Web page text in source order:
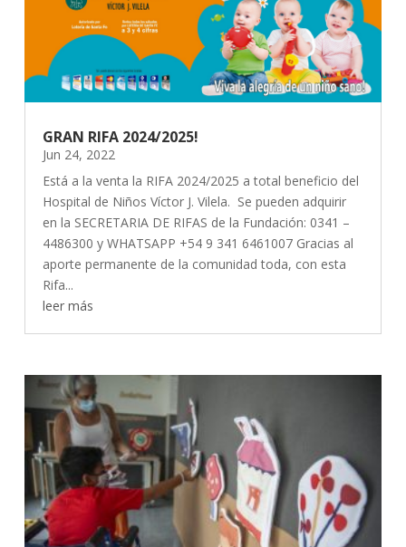
GRAN RIFA 2024/2025!
Jun 24, 2022
Está a la venta la RIFA 2024/2025 a total beneficio del
Hospital de Niños Víctor J. Vilela. Se pueden adquirir
en la SECRETARIA DE RIFAS de la Fundación: 0341 –
4486300 y WHATSAPP +54 9 341 6461007 Gracias al
aporte permanente de la comunidad toda, con esta
Rifa...
leer más